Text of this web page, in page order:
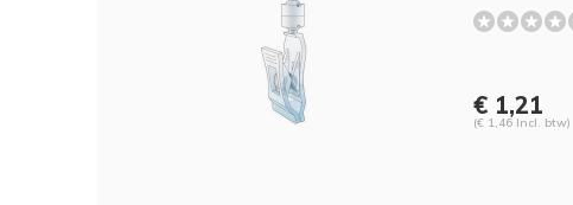
€ 1,21
(€ 1,46 Incl. btw)